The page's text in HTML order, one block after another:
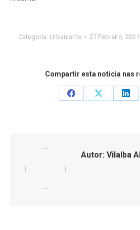
Categoría: Urbanismo 27 Febreiro, 2021
Compartir esta noticia nas
Share
Share
Autor: Vilalba